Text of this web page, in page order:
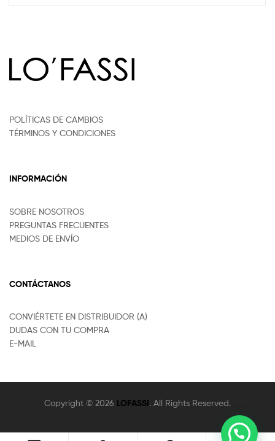
POLÍTICAS DE CAMBIOS
TÉRMINOS Y CONDICIONES
INFORMACIÓN
SOBRE NOSOTROS
PREGUNTAS FRECUENTES
MEDIOS DE ENVÍO
CONTÁCTANOS
CONVIÉRTETE EN DISTRIBUIDOR (A)
DUDAS CON TU COMPRA
E-MAIL
Copyright © 2026 LOFASSI. All Rights Reserved.